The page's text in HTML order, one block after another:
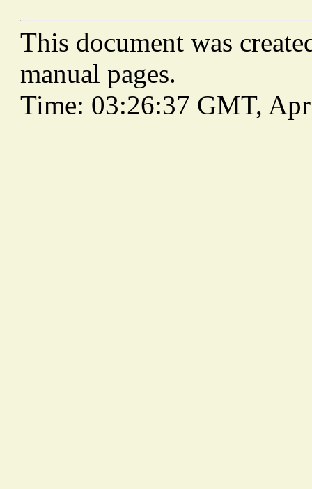
This document was
manual pages.
Time: 03:26:37 GMT,